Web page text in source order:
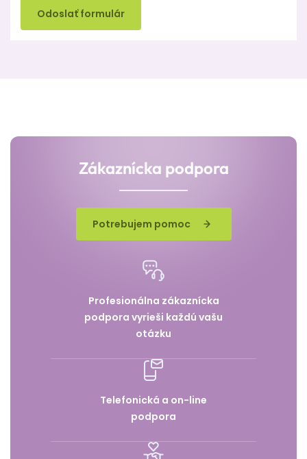
Odoslať formulár
Zákaznícka podpora
Potrebujem pomoc
Profesionálna zákaznícka
podpora vyrieši každú vašu
otázku
Telefonická a on-line
podpora